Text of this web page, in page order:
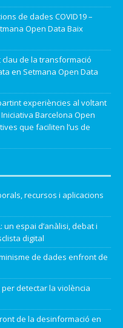
de dades COVID19 –
Open Data Baix
de la transformació
en Setmana Open Data
experiències al voltant
Barcelona Open
que faciliten l’us de
recursos i aplicacions
un espai d’anàlisi, debat i
digital
de dades enfront de
detectar la violència
de la desinformació en